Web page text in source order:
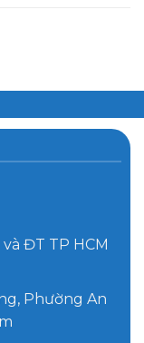
và ĐT TP HCM
Phường An